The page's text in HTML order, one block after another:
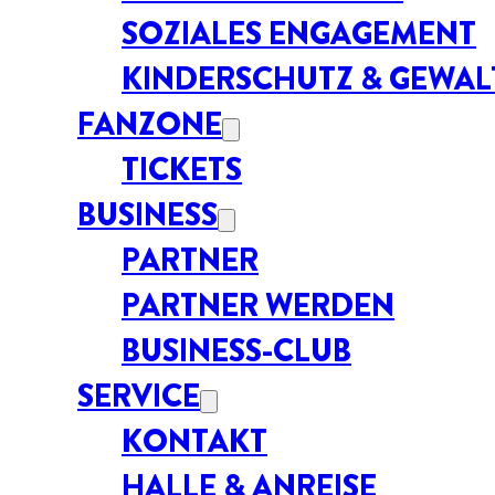
SOZIALES ENGAGEMENT
KINDERSCHUTZ &
FANZONE
TICKETS
BUSINESS
PARTNER
PARTNER WERDEN
BUSINESS-CLUB
SERVICE
KONTAKT